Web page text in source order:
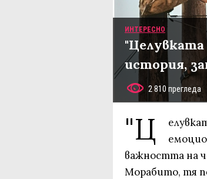
ИНТЕРЕСНО
история,
2 810 прегледа
"Ц
важността на
Морабито, тя